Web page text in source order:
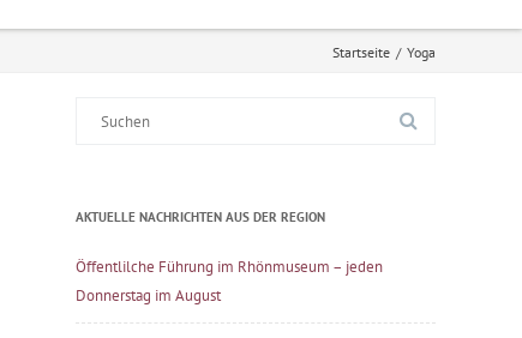
Startseite / Yoga
AKTUELLE NACHRICHTEN AUS DER REGION
Öffentlilche Führung im Rhönmuseum – jeden
Donnerstag im August